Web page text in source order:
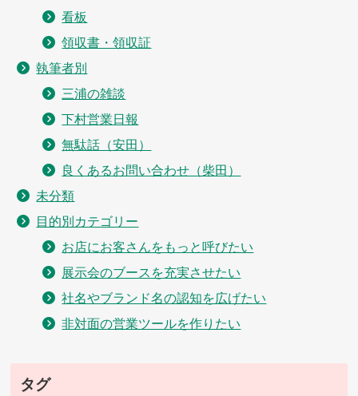
看板
領収書・領収証
執筆者別
三浦の雑談
下村営業日報
無駄話（安田）
良くあるお問い合わせ（柴田）
未分類
目的別カテゴリー
お店にお客さんをもっと呼びたい
展示会のブースを充実させたい
社名やブランド名の認知を広げたい
非対面の営業ツールを作りたい
タグ